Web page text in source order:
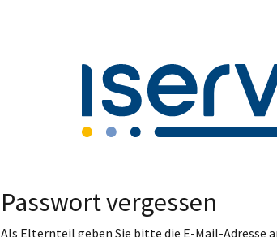
Passwort vergessen
Als Elternteil geben Sie bitte die E-Mail-Adresse